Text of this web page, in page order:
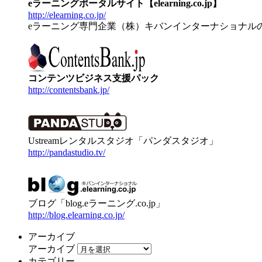
eラーニングポータルサイト【elearning.co.jp】
http://elearning.co.jp/
eラーニング専門企業（株）キバンインターナショナル
コンテンツビジネス支援パック
http://contentsbank.jp/
Ustreamレンタルスタジオ「パンダスタジオ」
http://pandastudio.tv/
ブログ「blog.eラーニング.co.jp」
http://blog.elearning.co.jp/
アーカイブ
アーカイブ